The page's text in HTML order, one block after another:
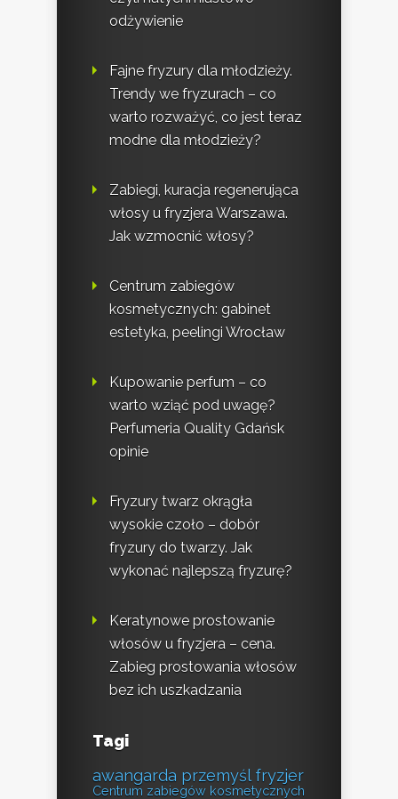
odżywienie
Fajne fryzury dla młodzieży.
Trendy we fryzurach – co
warto rozważyć, co jest teraz
modne dla młodzieży?
Zabiegi, kuracja regenerująca
włosy u fryzjera Warszawa.
Jak wzmocnić włosy?
Centrum zabiegów
kosmetycznych: gabinet
estetyka, peelingi Wrocław
Kupowanie perfum – co
warto wziąć pod uwagę?
Perfumeria Quality Gdańsk
opinie
Fryzury twarz okrągła
wysokie czoło – dobór
fryzury do twarzy. Jak
wykonać najlepszą fryzurę?
Keratynowe prostowanie
włosów u fryzjera – cena.
Zabieg prostowania włosów
bez ich uszkadzania
Tagi
awangarda przemyśl fryzjer
Centrum zabiegów kosmetycznych